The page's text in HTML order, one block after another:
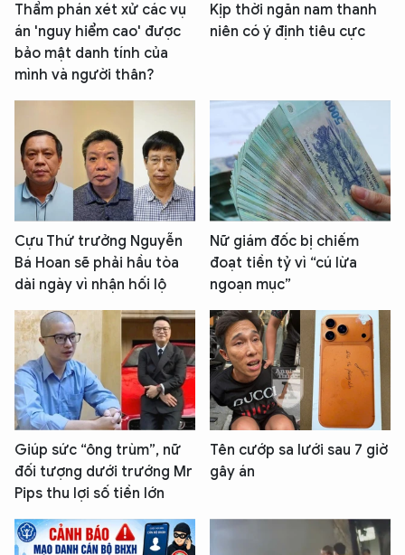
Thẩm phán xét xử các vụ
án 'nguy hiểm cao' được
bảo mật danh tính của
mình và người thân?
Kịp thời ngăn nam thanh
niên có ý định tiêu cực
Cựu Thứ trưởng Nguyễn
Bá Hoan sẽ phải hầu tòa
dài ngày vì nhận hối lộ
Nữ giám đốc bị chiếm
đoạt tiền tỷ vì “cú lừa
ngoạn mục”
Giúp sức “ông trùm”, nữ
đối tượng dưới trướng Mr
Pips thu lợi số tiền lớn
Tên cướp sa lưới sau 7 giờ
gây án